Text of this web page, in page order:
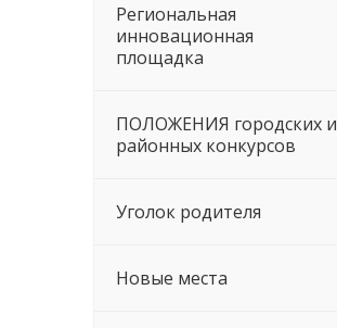
Региональная
инновационная
площадка
ПОЛОЖЕНИЯ городских и
районных конкурсов
Уголок родителя
Новые места